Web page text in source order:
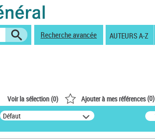
Recherche avancée AUTEURS A-Z
Voir la sélection (0) Ajouter à mes références(0)
Défaut